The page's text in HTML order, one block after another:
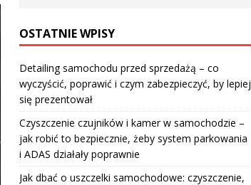
OSTATNIE WPISY
Detailing samochodu przed sprzedażą – co
wyczyścić, poprawić i czym zabezpieczyć, by lepiej
się prezentował
Czyszczenie czujników i kamer w samochodzie –
jak robić to bezpiecznie, żeby system parkowania
i ADAS działały poprawnie
Jak dbać o uszczelki samochodowe: czyszczenie,